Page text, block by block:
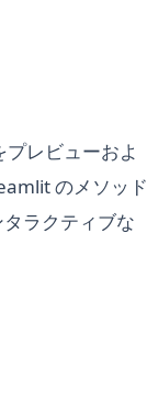
レビューおよ
のメソッド
ラクティブな